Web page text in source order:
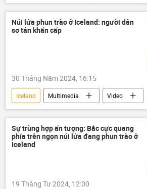
Croatia
Venezuela
du khách
UNESCO
vẻ đẹp
Núi lửa phun trào ở Iceland: người dân
sơ tán khẩn cấp
30 Tháng Năm 2024, 16:15
Iceland Multimedia
Video
ngọn lửa bất diệt
thiên tai
thiên nhiên
núi lửa
Sự trùng hợp ấn tượng: Bắc cực quang
phía trên ngọn núi lửa đang phun trào ở
Iceland
19 Tháng Tư 2024, 12:00